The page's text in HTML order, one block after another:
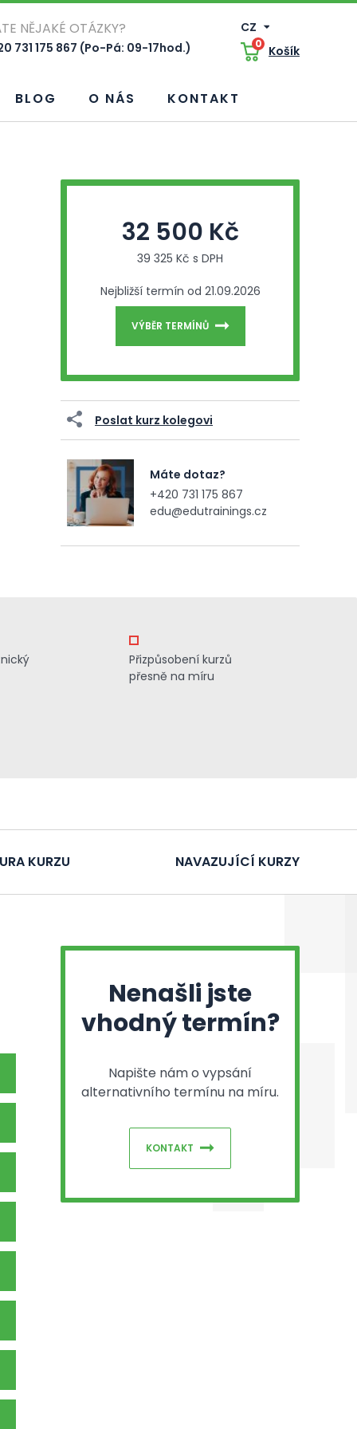
NĚJAKÉ OTÁZKY?
731 175 867 (Po-Pá: 09-17hod.)
CZ
0 Košík
BLOG O NÁS KONTAKT
32 500 Kč
39 325 Kč s DPH
Nejbližší termín od 21.09.2026
VÝBĚR TERMÍNŮ
Poslat kurz kolegovi
Máte dotaz?
+420 731 175 867
edu@edutrainings.cz
Přizpůsobení kurzů
přesně na míru
KURZU NAVAZUJÍCÍ KURZY
Nenašli jste
vhodný termín?
Napište nám o vypsání
alternativního termínu na míru.
KONTAKT